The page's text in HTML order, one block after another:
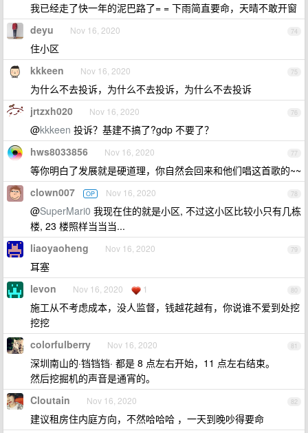
我已经走了快一年的泥巴路了= = 下雨简直要命，天晴不敢开窗
74
deyu Nov 16, 2020
住小区
75
kkkeen Nov 16, 2020
为什么不去投诉，为什么不去投诉，为什么不去投诉
76
jrtzxh020 Nov 16, 2020
@kkkeen 投诉？基建不搞了?gdp 不要了？
77
hws8033856 Nov 16, 2020
等你明白了发展就是硬道理，你自然会回来和他们唱这首歌的~~
78
clown007 OP Nov 16, 2020
@SuperMari0 我现在住的就是小区, 不过这小区比较小只有几栋
楼, 23 楼照样当当当...
79
liaoyaoheng Nov 16, 2020
耳塞
80
levon Nov 16, 2020 1
施工从不考虑成本，没人监督，钱越花越有，你说谁不爱到处挖
挖挖
81
colorfulberry Nov 16, 2020
深圳南山的·铛铛铛· 都是 8 点左右开始，11 点左右结束。
然后挖掘机的声音是通宵的。
82
Cloutain Nov 16, 2020
建议租房住内庭方向，不然哈哈哈 ，一天到晚吵得要命